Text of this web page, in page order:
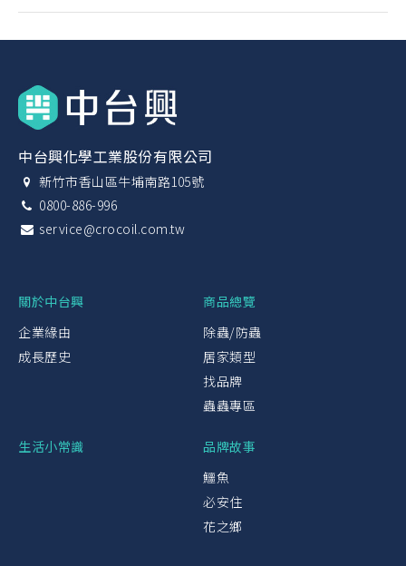
中台興化學工業股份有限公司
新竹市香山區牛埔南路105號
0800-886-996
service@crocoil.com.tw
關於中台興
企業緣由
成長歷史
商品總覽
除蟲/防蟲
居家類型
找品牌
蟲蟲專區
生活小常識
品牌故事
鱷魚
必安住
花之鄉